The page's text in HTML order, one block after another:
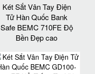
Két Sắt Vân Tay Điện
Tử Hàn Quốc Bank
Safe BEMC 710FE Độ
Bền Đẹp cao